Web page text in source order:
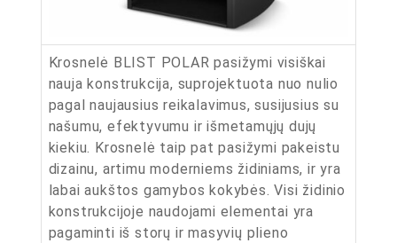
Krosnelė BLIST POLAR pasižymi visiškai
nauja konstrukcija, suprojektuota nuo nulio
pagal naujausius reikalavimus, susijusius su
našumu, efektyvumu ir išmetamųjų dujų
kiekiu. Krosnelė taip pat pasižymi pakeistu
dizainu, artimu moderniems židiniams, ir yra
labai aukštos gamybos kokybės. Visi židinio
konstrukcijoje naudojami elementai yra
pagaminti iš storų ir masyvių plieno